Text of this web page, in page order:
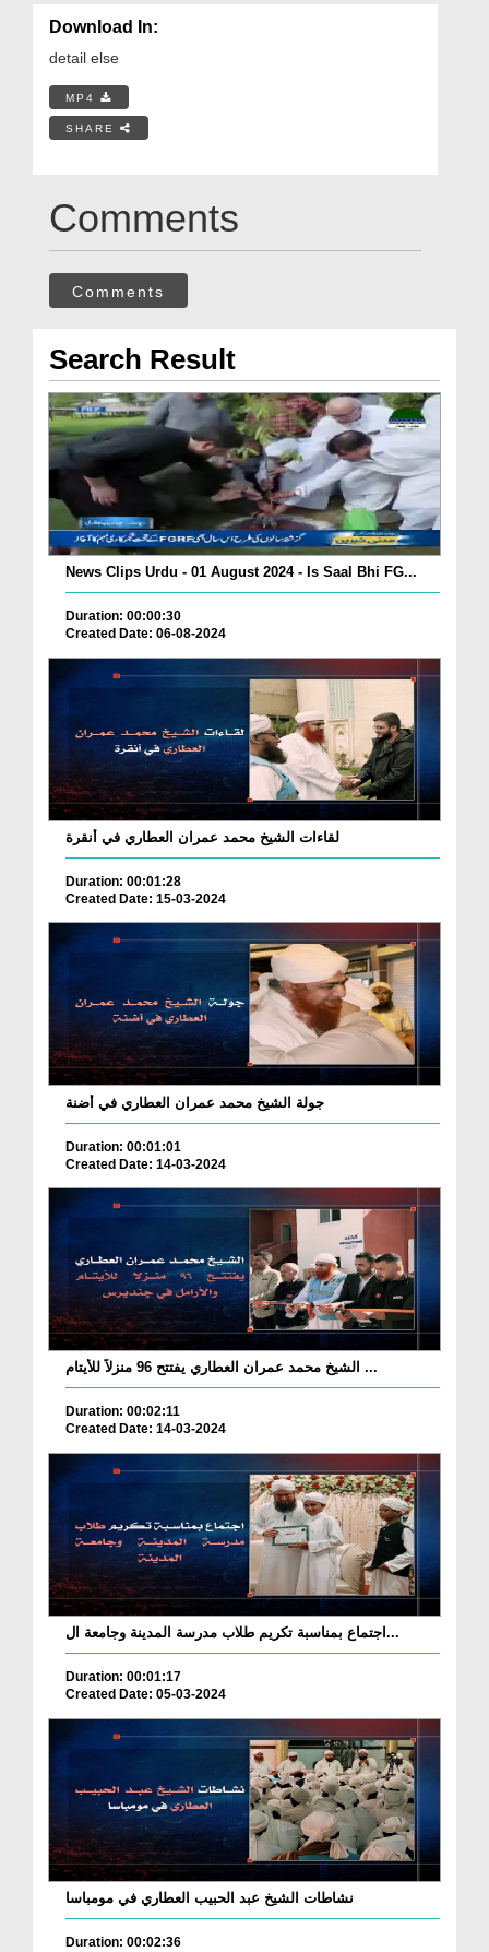
Download In:
detail else
MP4
SHARE
Comments
Comments
Search Result
News Clips Urdu - 01 August 2024 - Is Saal Bhi FG...
Duration: 00:00:30
Created Date: 06-08-2024
لقاءات الشيخ محمد عمران العطاري في أنقرة
Duration: 00:01:28
Created Date: 15-03-2024
جولة الشيخ محمد عمران العطاري في أضنة
Duration: 00:01:01
Created Date: 14-03-2024
الشيخ محمد عمران العطاري يفتتح 96 منزلاً للأيتام ...
Duration: 00:02:11
Created Date: 14-03-2024
اجتماع بمناسبة تكريم طلاب مدرسة المدينة وجامعة ال...
Duration: 00:01:17
Created Date: 05-03-2024
نشاطات الشيخ عبد الحبيب العطاري في مومباسا
Duration: 00:02:36